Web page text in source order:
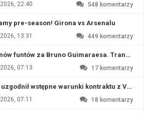
22:40 548 komentarzy
pre-season! Girona vs Arsenalu
13:31 449 komentarzy
funtów za Bruno Guimaraesa. Transfer
07:13 17 komentarzy
wstępne warunki kontraktu z
07:11 18 komentarzy